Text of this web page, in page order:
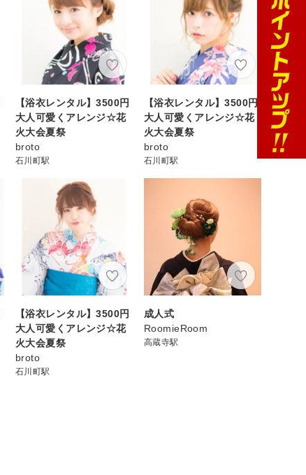
【浴衣レンタル】3500円
大人可愛くアレンジ☆花
火大会夏祭
broto
石川町駅
【浴衣レンタル】3500円
大人可愛くアレンジ☆花
火大会夏祭
broto
石川町駅
【浴衣レンタル】3500円
大人可愛くアレンジ☆花
火大会夏祭
broto
石川町駅
成人式
RoomieRoom
高蔵寺駅